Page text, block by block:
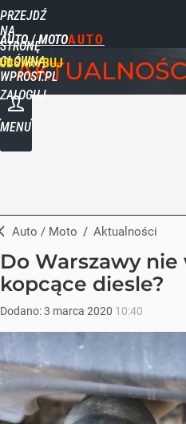
PRZEJDŹ
NA
STRONĘ
GŁÓWNĄ
WPROST.PL
AUTO / MOTO
ZALOGUJ
MENU
Auto / Moto / Aktualności
Do Warszawy
kopcące diesle?
Dodano:3 marca 2020 10:40